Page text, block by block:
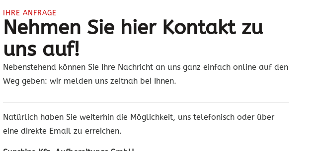
IHRE ANFRAGE
Nehmen Sie hier Kontakt zu
uns auf!
Nebenstehend können Sie Ihre Nachricht an uns ganz einfach online auf den
Weg geben: wir melden uns zeitnah bei Ihnen.
Natürlich haben Sie weiterhin die Möglichkeit, uns telefonisch oder über
eine direkte Email zu erreichen.